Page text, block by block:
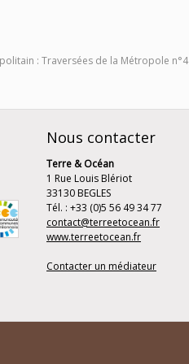
: Traversées de la Métropole n°4
Nous contacter
Terre & Océan
1 Rue Louis Blériot
33130 BEGLES
Tél. : +33 (0)5 56 49 34 77
contact@terreetocean.fr
www.terreetocean.fr
Contacter un médiateur